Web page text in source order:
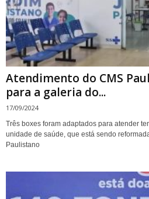
Atendimento do CMS
para a galeria do...
17/09/2024
Três boxes foram adaptados para atender
unidade de saúde, que está sendo
Paulistano